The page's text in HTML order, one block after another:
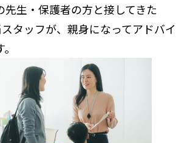
先生・保護者の方と接してきた
タッフが、親身になってアドバイ